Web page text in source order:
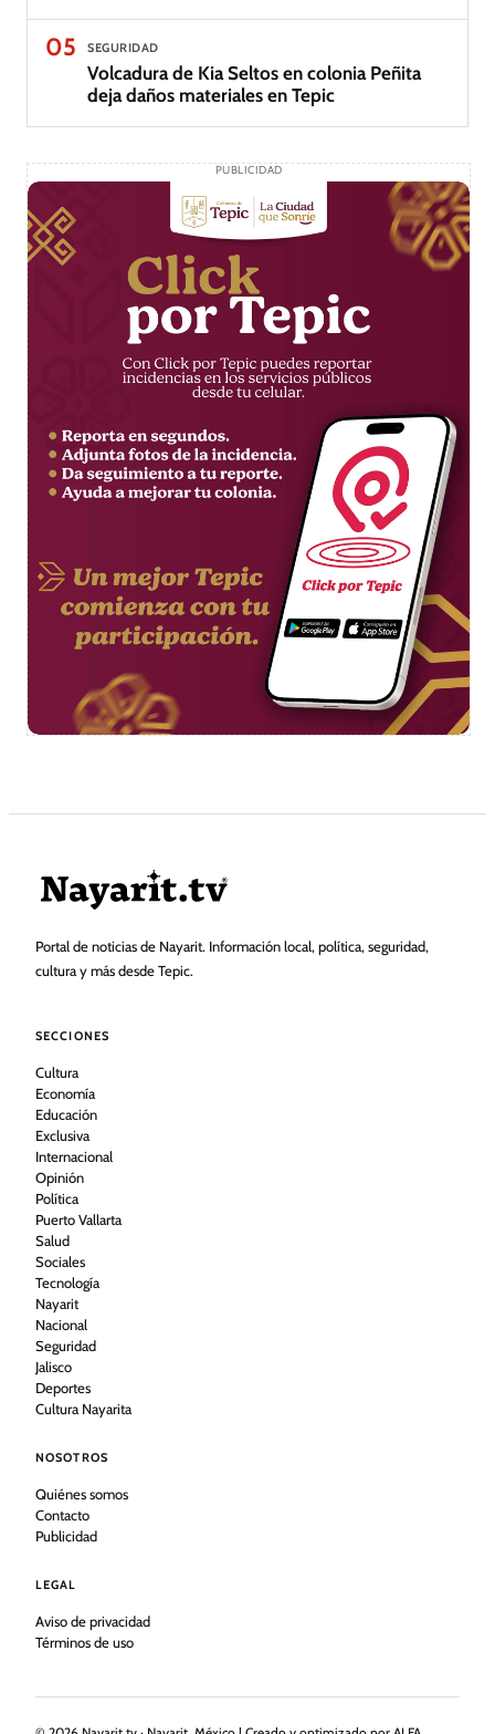
05 SEGURIDAD
Volcadura de Kia Seltos en colonia Peñita
deja daños materiales en Tepic
PUBLICIDAD
Portal de noticias de Nayarit. Información local, política, seguridad,
cultura y más desde Tepic.
SECCIONES
Cultura
Economía
Educación
Exclusiva
Internacional
Opinión
Política
Puerto Vallarta
Salud
Sociales
Tecnología
Nayarit
Nacional
Seguridad
Jalisco
Deportes
Cultura Nayarita
NOSOTROS
Quiénes somos
Contacto
Publicidad
LEGAL
Aviso de privacidad
Términos de uso